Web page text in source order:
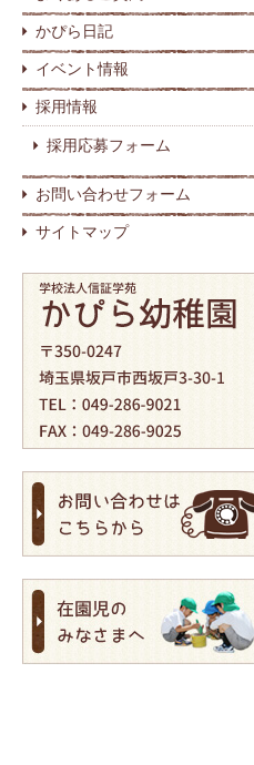
かぴら日記
イベント情報
採用情報
採用応募フォーム
お問い合わせフォーム
サイトマップ